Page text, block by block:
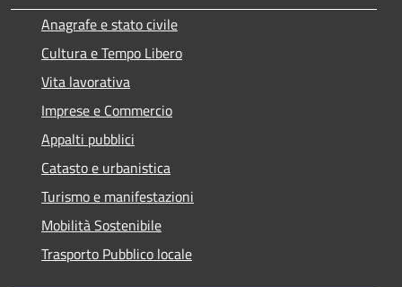
Anagrafe e stato civile
Cultura e Tempo Libero
Vita lavorativa
Imprese e Commercio
Appalti pubblici
Catasto e urbanistica
Turismo e manifestazioni
Mobilità Sostenibile
Trasporto Pubblico locale